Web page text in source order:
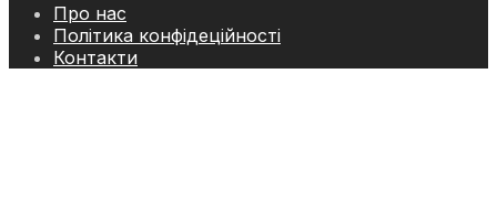
Про нас
Політика конфідеційності
Контакти